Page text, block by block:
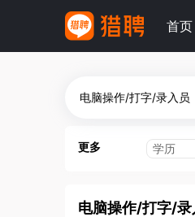
首页
更多 学历
电脑操作/打字/